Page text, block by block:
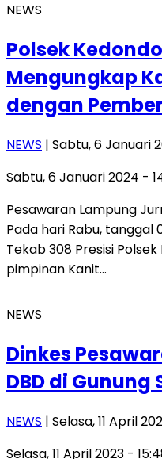
NEWS
Polsek
Mengungkap
dengan
NEWS | Sabtu, 6 Januari
Sabtu, 6 Januari 2024 -
Pesawaran Lampung
Pada hari Rabu, tanggal
Tekab 308 Presisi
pimpinan Kanit…
NEWS
Dinkes
DBD di
NEWS | Selasa, 11 April
Selasa, 11 April 2023 -